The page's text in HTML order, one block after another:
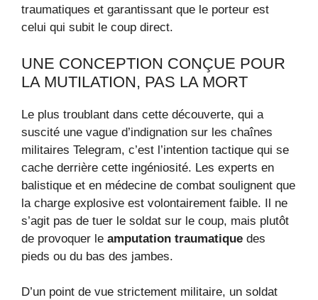
traumatiques et garantissant que le porteur est
celui qui subit le coup direct.
UNE CONCEPTION CONÇUE POUR
LA MUTILATION, PAS LA MORT
Le plus troublant dans cette découverte, qui a
suscité une vague d’indignation sur les chaînes
militaires Telegram, c’est l’intention tactique qui se
cache derrière cette ingéniosité. Les experts en
balistique et en médecine de combat soulignent que
la charge explosive est volontairement faible. Il ne
s’agit pas de tuer le soldat sur le coup, mais plutôt
de provoquer le amputation traumatique des
pieds ou du bas des jambes.
D’un point de vue strictement militaire, un soldat